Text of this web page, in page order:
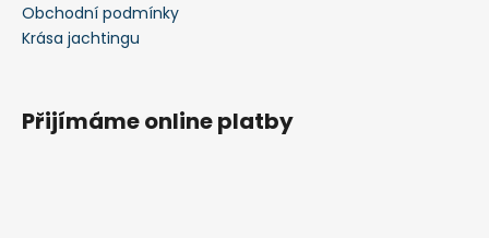
Obchodní podmínky
Krása jachtingu
Přijímáme online platby